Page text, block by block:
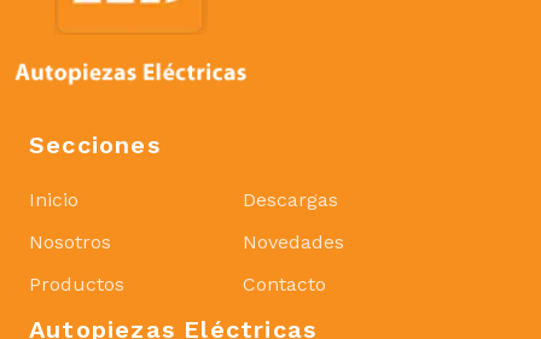
Secciones
Inicio
Nosotros
Productos
Descargas
Novedades
Contacto
Autopiezas Eléctricas